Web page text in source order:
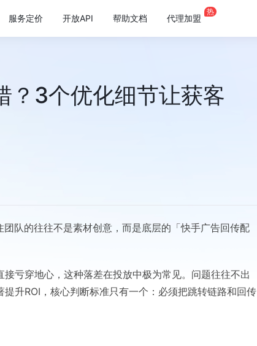
服务定价 开放API 帮助文档 代理加盟
热
？3个优化细节让获客
队的往往不是素材创意，而是底层的「快手广告回传配
亏穿地心，这种落差在投放中极为常见。问题往往不出
升ROI，核心判断标准只有一个：必须把跳转链路和回传